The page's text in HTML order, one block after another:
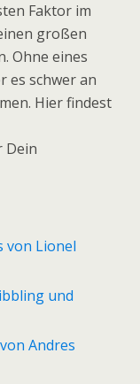
Faktor im
großen
Ohne eines
es schwer an
Hier findest
Dein
von Lionel
und
Andres